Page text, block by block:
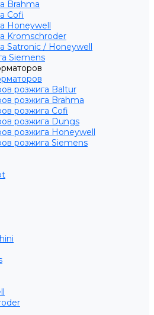
Brahma
Cofi
Honeywell
Kromschroder
Satronic / Honeywell
Siemens
розжига Baltur
розжига Brahma
розжига Cofi
розжига Dungs
розжига Honeywell
розжига Siemens